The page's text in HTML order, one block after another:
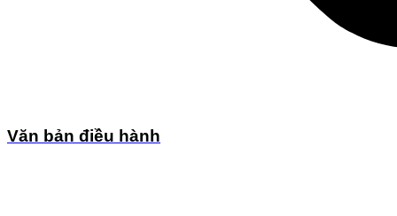
Văn bản điều hành